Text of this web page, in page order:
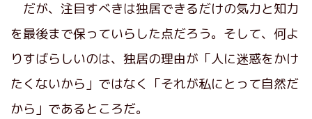
だが、注目すべきは独居できるだけの気力と知力
を最後まで保っていらした点だろう。そして、何よ
りすばらしいのは、独居の理由が「人に迷惑をかけ
たくないから」ではなく「それが私にとって自然だ
から」であるところだ。